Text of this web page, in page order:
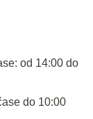
od 14:00 do
do 10:00